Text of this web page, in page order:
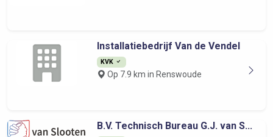
Installatiebedrijf Van de Vendel
KVK
Op 7.9 km in Renswoude
B.V. Technisch Bureau G.J. van S...